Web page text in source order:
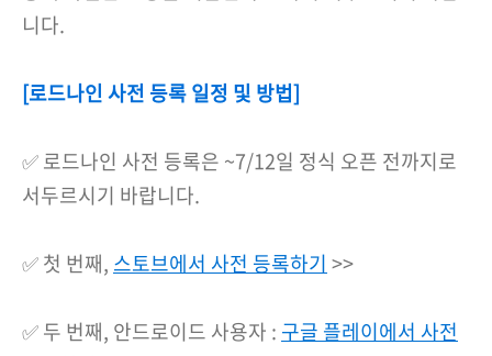
니다.
[로드나인 사전 등록 일정 및 방법]
✅ 로드나인 사전 등록은 ~7/12일 정식 오픈 전까지로
서두르시기 바랍니다.
✅ 첫 번째, 스토브에서 사전 등록하기 >>
✅ 두 번째, 안드로이드 사용자 : 구글 플레이에서 사전